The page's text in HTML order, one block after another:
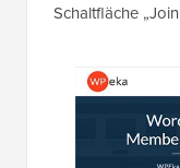
Schaltfläche